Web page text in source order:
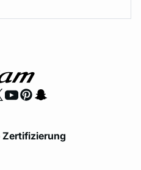
Zertifizierung